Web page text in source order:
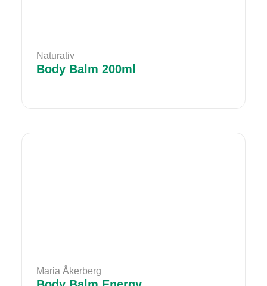
Naturativ
Body Balm 200ml
Maria Åkerberg